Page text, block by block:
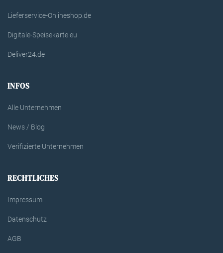
Lieferservice-Onlineshop.de
Digitale-Speisekarte.eu
Deliver24.de
INFOS
Alle Unternehmen
News / Blog
Verifizierte Unternehmen
RECHTLICHES
Impressum
Datenschutz
AGB